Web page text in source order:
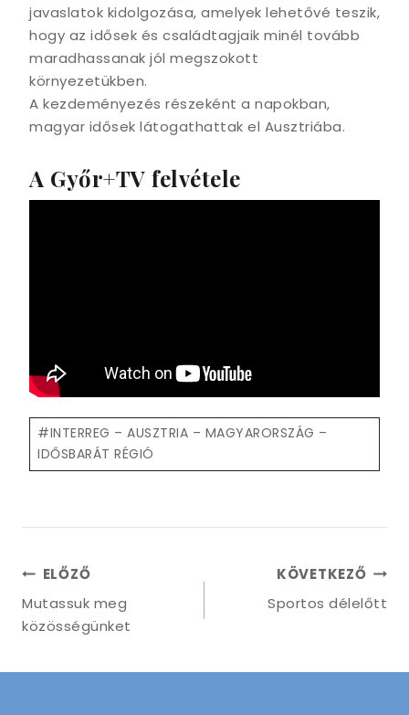
javaslatok kidolgozása, amelyek lehetővé teszik,
hogy az idősek és családtagjaik minél tovább
maradhassanak jól megszokott
környezetükben.
A kezdeményezés részeként a napokban,
magyar idősek látogathattak el Ausztriába.
A Győr+TV felvétele
Post
Tags:
#INTERREG – AUSZTRIA – MAGYARORSZÁG –
IDŐSBARÁT RÉGIÓ
Bejegyzés
navigáció
ELŐZŐ
Mutassuk meg
közösségünket
KÖVETKEZŐ
Sportos délelőtt